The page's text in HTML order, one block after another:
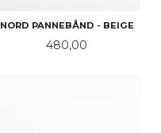
NORD PANNEBÅND - BEIGE
Pris
480,00